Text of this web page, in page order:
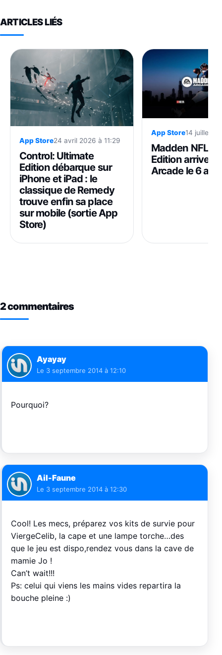
ARTICLES LIÉS
App Store24 avril 2026 à 11:29
Control: Ultimate
Edition débarque sur
iPhone et iPad : le
classique de Remedy
trouve enfin sa place
sur mobile (sortie App
Store)
App Store14 juillet
Madden NFL
Edition arrive
Arcade le 6
2 commentaires
Ayayay
Le 3 septembre 2014 à 12:10
Pourquoi?
Ail-Faune
Le 3 septembre 2014 à 12:30
Cool! Les mecs, préparez vos kits de survie pour
ViergeCelib, la cape et une lampe torche…des
que le jeu est dispo,rendez vous dans la cave de
mamie Jo !
Can’t wait!!!
Ps: celui qui viens les mains vides repartira la
bouche pleine :)